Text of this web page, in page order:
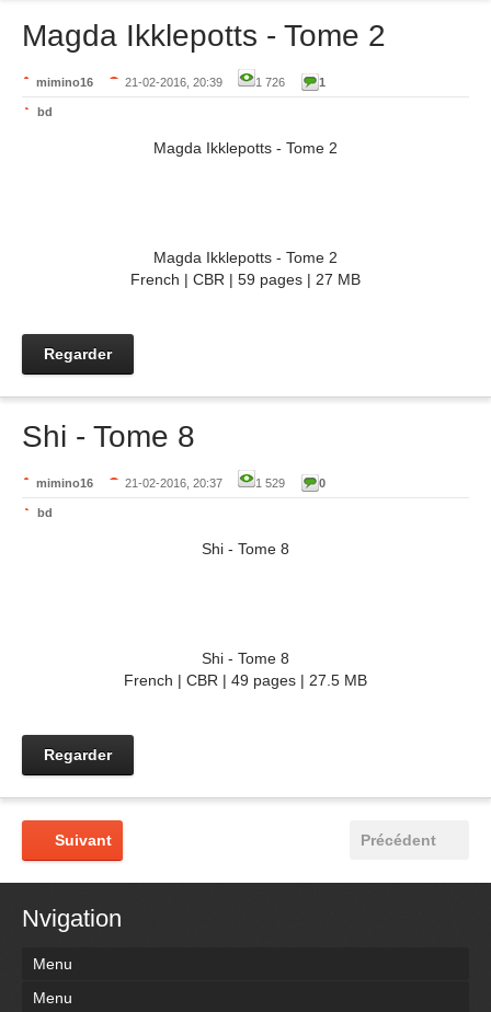
Magda Ikklepotts - Tome 2
mimino16 21-02-2016, 20:39 1 726 1
bd
Magda Ikklepotts - Tome 2
Magda Ikklepotts - Tome 2
French | CBR | 59 pages | 27 MB
Regarder
Shi - Tome 8
mimino16 21-02-2016, 20:37 1 529 0
bd
Shi - Tome 8
Shi - Tome 8
French | CBR | 49 pages | 27.5 MB
Regarder
Précédent
Suivant
Nvigation
Menu
Menu